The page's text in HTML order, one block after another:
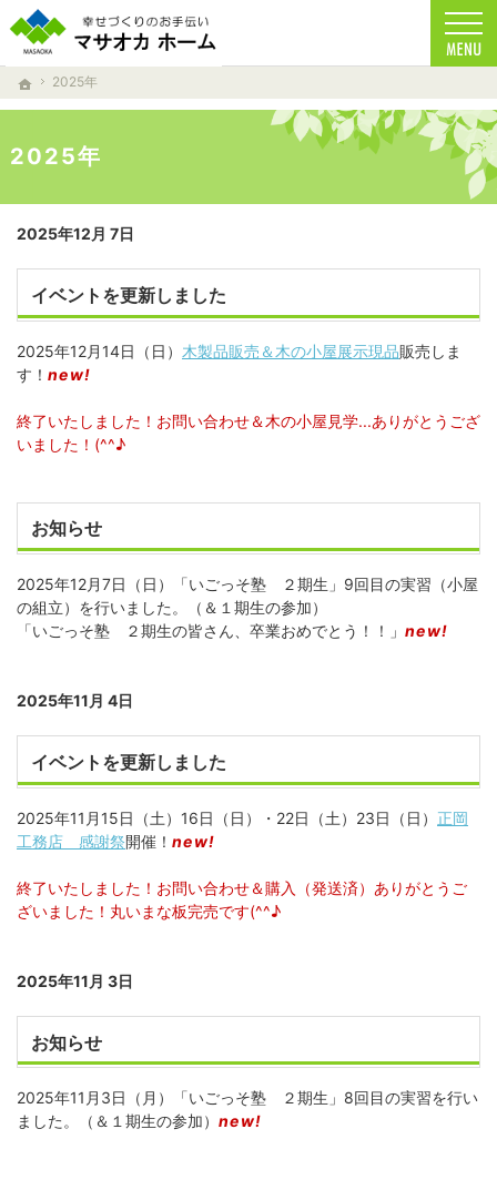
ホーム
2025年
2025年
家族の健康を考えた家づくりを目指しています。
注文住宅からリフォームまで、自然素材を使用したマサオカホームの家づくり。 天然
2025年12月 7日
イベントを更新しました
2025年12月14日（日） 木製品販売＆木の小屋展示現品販売しま
す！ new!
終了いたしました！お問い合わせ＆木の小屋見学...ありがとうござ
いました！(^^♪
お知らせ
2025年12月7日（日）「いごっそ塾 ２期生」9回目の実習（小屋
の組立）を行いました。（＆１期生の参加）
「いごっそ塾 ２期生の皆さん、卒業おめでとう！！」 new!
2025年11月 4日
イベントを更新しました
2025年11月15日（土）16日（日）・22日（土）23日（日） 正岡
工務店 感謝祭開催！ new!
終了いたしました！お問い合わせ＆購入（発送済）ありがとうご
ざいました！丸いまな板完売です(^^♪
2025年11月 3日
お知らせ
2025年11月3日（月）「いごっそ塾 ２期生」8回目の実習を行い
ました。（＆１期生の参加） new!